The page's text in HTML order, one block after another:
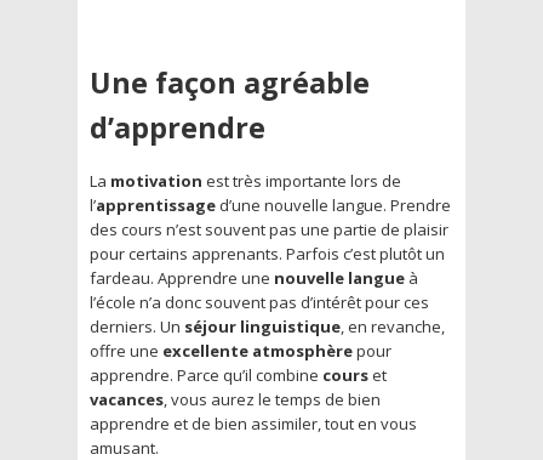
Une façon agréable
d’apprendre
La motivation est très importante lors de
l’apprentissage d’une nouvelle langue. Prendre
des cours n’est souvent pas une partie de plaisir
pour certains apprenants. Parfois c’est plutôt un
fardeau. Apprendre une nouvelle langue à
l’école n’a donc souvent pas d’intérêt pour ces
derniers. Un séjour linguistique, en revanche,
offre une excellente atmosphèrepour
apprendre. Parce qu’il combine courset
vacances, vous aurez le temps de bien
apprendre et de bien assimiler, tout en vous
amusant.